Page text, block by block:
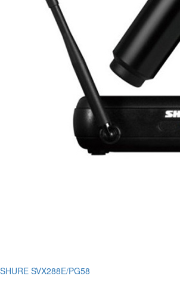
SHURE SVX288E/PG58